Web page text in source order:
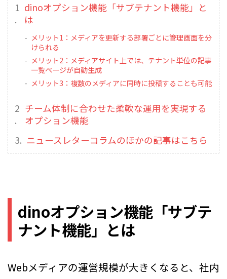
dinoオプション機能「サブテナント機能」と
は
メリット1：メディアを更新する部署ごとに管理画面を分
けられる
メリット2：メディアサイト上では、テナント単位の記事
一覧ページが自動生成
メリット3：複数のメディアに同時に投稿することも可能
チーム体制に合わせた柔軟な運用を実現する
オプション機能
ニュースレターコラムのほかの記事はこちら
dinoオプション機能「サブテ
ナント機能」とは
Webメディアの運営規模が大きくなると、社内